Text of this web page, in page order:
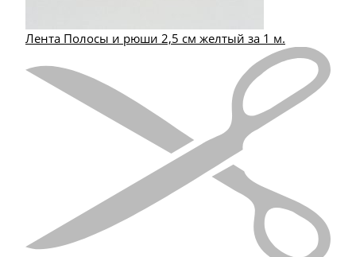
Лента Полосы и рюши 2,5 см желтый за 1 м.